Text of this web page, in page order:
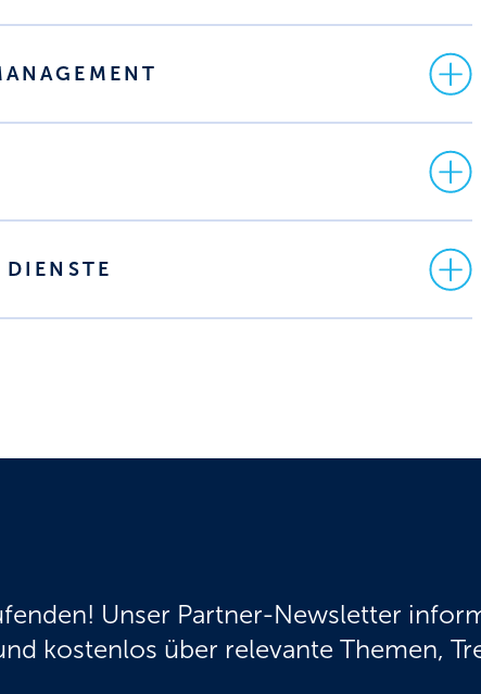
Unser Partner-Newsletter
kostenlos über relevante Themen,